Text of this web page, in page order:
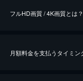
※40％ポイント還元の対象は、
フルHD画質 / 4K画質とは？
月額料金を支払うタイミン